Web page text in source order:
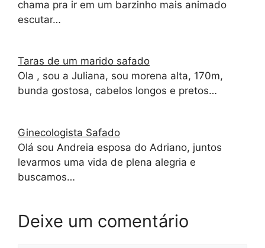
chama pra ir em um barzinho mais animado
escutar…
Taras de um marido safado
Ola , sou a Juliana, sou morena alta, 170m,
bunda gostosa, cabelos longos e pretos…
Ginecologista Safado
Olá sou Andreia esposa do Adriano, juntos
levarmos uma vida de plena alegria e
buscamos…
Deixe um comentário